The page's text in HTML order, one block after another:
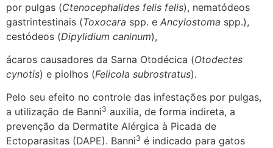
por pulgas (Ctenocephalides felis felis), nematódeos
gastrintestinais (Toxocara spp. e Ancylostoma spp.),
cestódeos (Dipylidium caninum),
ácaros causadores da Sarna Otodécica (Otodectes
cynotis) e piolhos (Felicola subrostratus).
Pelo seu efeito no controle das infestações por pulgas,
a utilização de Banni3 auxilia, de forma indireta, a
prevenção da Dermatite Alérgica à Picada de
Ectoparasitas (DAPE). Banni3 é indicado para gatos